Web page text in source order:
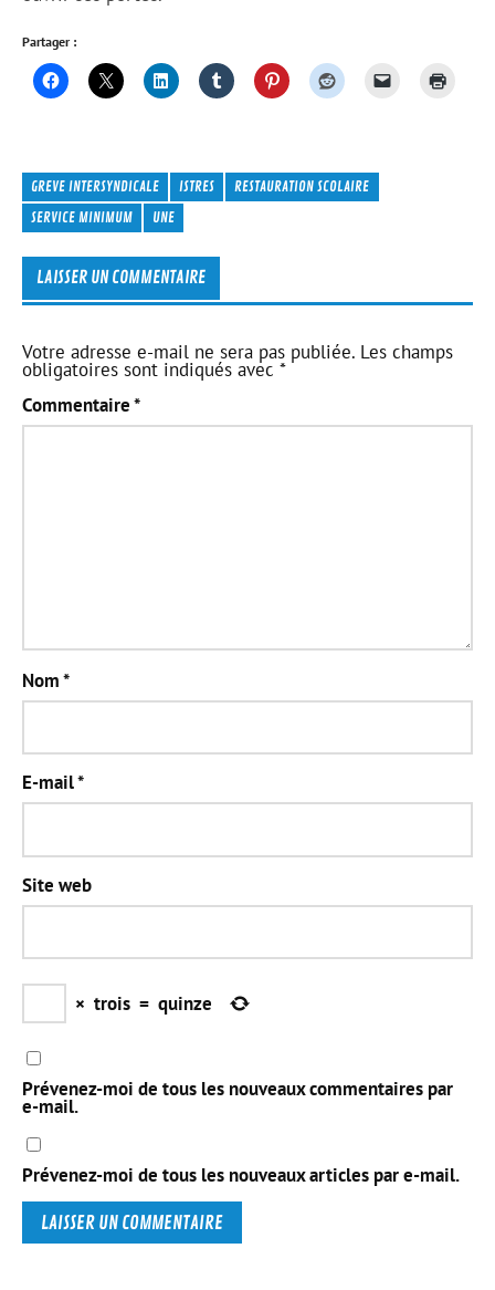
Partager :
GREVE INTERSYNDICALE ISTRES
RESTAURATION SCOLAIRE
SERVICE MINIMUM
UNE
LAISSER UN COMMENTAIRE
Votre adresse e-mail ne sera pas publiée. Les champs
obligatoires sont indiqués avec*
Commentaire*
Nom*
E-mail*
Site web
× trois = quinze
Prévenez-moi de tous les nouveaux commentaires par
e-mail.
Prévenez-moi de tous les nouveaux articles par e-mail.